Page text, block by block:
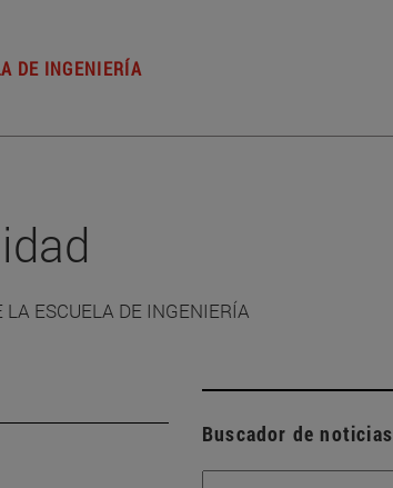
DE INGENIERÍA
ESCUELA DE INGENIERÍA
Buscador de noticias